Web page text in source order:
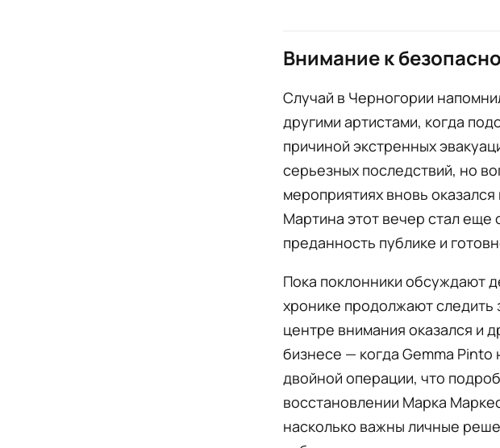
Внимание к
Случай в Черногории
другими артистами, когда
причиной экстренных
серьезных последствий, но
мероприятиях вновь
Мартина этот вечер стал
преданность публике и
Пока поклонники обсуждают
хронике продолжают следить
центре внимания оказался и
бизнесе — когда Gemma Pinto
двойной операции, что
восстановлении Марка
насколько важны личные